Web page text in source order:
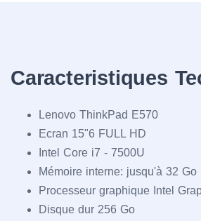
Caracteristiques
Lenovo ThinkPad E570
Ecran 15"6 FULL HD
Intel Core i7 - 7500U
Mémoire interne: jusqu'à 32 Go
Processeur graphique Intel
Disque dur 256 Go